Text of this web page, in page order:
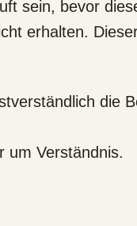
sein, bevor
erhalten.
die
um Verständnis.